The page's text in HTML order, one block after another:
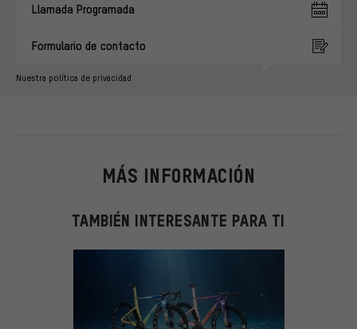
Llamada Programada
Formulario de contacto
Nuestra política de privacidad
MÁS INFORMACIÓN
TAMBIÉN INTERESANTE PARA TI